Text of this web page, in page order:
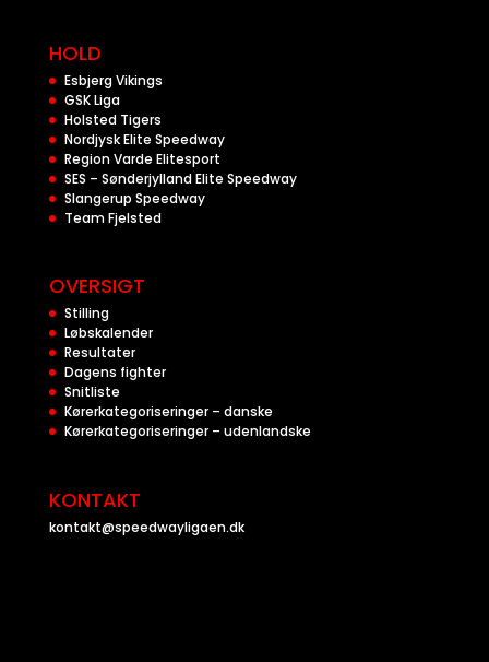
HOLD
Esbjerg Vikings
GSK Liga
Holsted Tigers
Nordjysk Elite Speedway
Region Varde Elitesport
SES – Sønderjylland Elite Speedway
Slangerup Speedway
Team Fjelsted
OVERSIGT
Stilling
Løbskalender
Resultater
Dagens fighter
Snitliste
Kørerkategoriseringer – danske
Kørerkategoriseringer – udenlandske
KONTAKT
kontakt@speedwayligaen.dk